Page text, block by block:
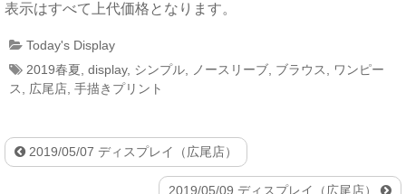
表示はすべて上代価格となります。
Today's Display
2019春夏 display, シンプル ノースリーブ ブラウス
ワンピー
ス
広尾店 手描きプリント
2019/05/07 ディスプレイ（広尾店）
2019/05/09 ディスプレイ（広尾店）